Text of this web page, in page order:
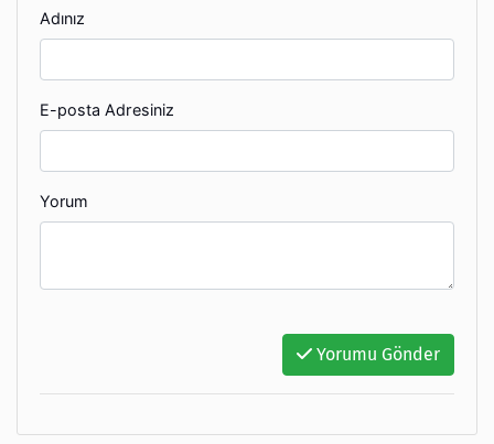
Adınız
E-posta Adresiniz
Yorum
Yorumu Gönder